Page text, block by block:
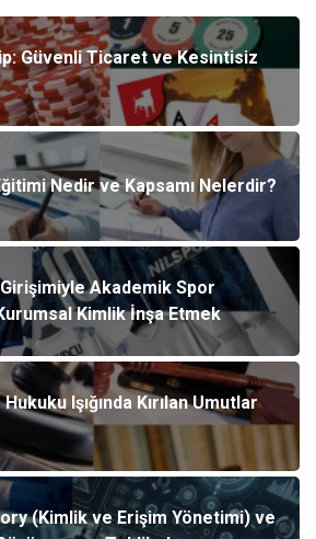
Güvenli Ticaret ve Kesintisiz
Nedir ve Kapsamı Nelerdir?
Akademik Spor
Kimlik İnşa Etmek
Işığında Kırılan Umutlar
(Kimlik ve Erişim Yönetimi) ve